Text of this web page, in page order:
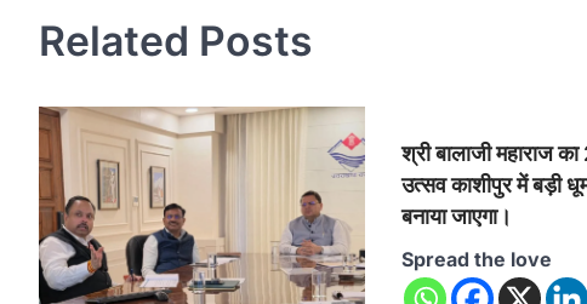
Related Posts
श्री बालाजी महाराज का
उत्सव काशीपुर में बड़ी
बनाया जाएगा।
Spread the love